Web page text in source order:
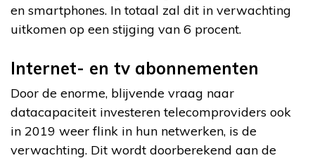
en smartphones. In totaal zal dit in verwachting
uitkomen op een stijging van 6 procent.
Internet- en tv abonnementen
Door de enorme, blijvende vraag naar
datacapaciteit investeren telecomproviders ook
in 2019 weer flink in hun netwerken, is de
verwachting. Dit wordt doorberekend aan de